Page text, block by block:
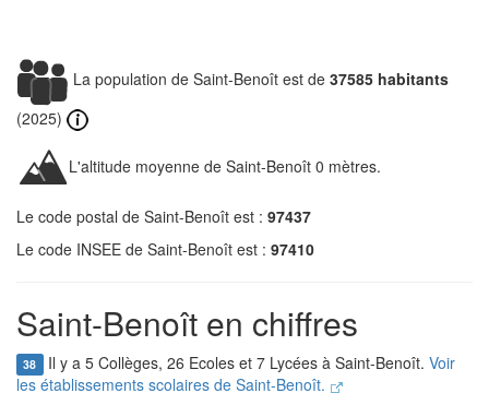
La population de Saint-Benoît est de 37585 habitants
(2025)
L'altitude moyenne de Saint-Benoît 0 mètres.
Le code postal de Saint-Benoît est : 97437
Le code INSEE de Saint-Benoît est : 97410
Saint-Benoît en chiffres
38 Il y a 5 Collèges, 26 Ecoles et 7 Lycées à Saint-Benoît. Voir
les établissements scolaires de Saint-Benoît.